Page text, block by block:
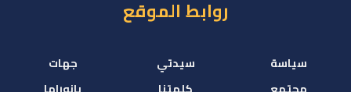
روابط الموقع
سياسة
مجتمع
سيدتي
كلمتنا
جهات
بانوراما